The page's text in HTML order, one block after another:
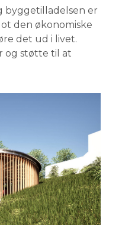
byggetilladelsen er
den økonomiske
det ud i livet.
og støtte til at